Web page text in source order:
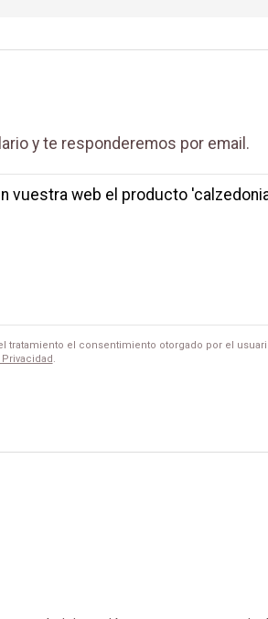
y te responderemos por email.
el consentimiento otorgado por el
.